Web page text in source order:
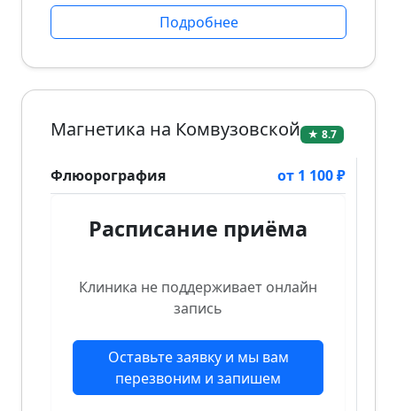
Подробнее
Магнетика на Комвузовской ★ 8.7
Флюорография от 1 100 ₽
Расписание приёма
Клиника не поддерживает онлайн
запись
Оставьте заявку и мы вам
перезвоним и запишем